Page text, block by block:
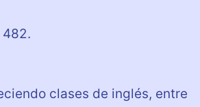
482.
clases de inglés, entre